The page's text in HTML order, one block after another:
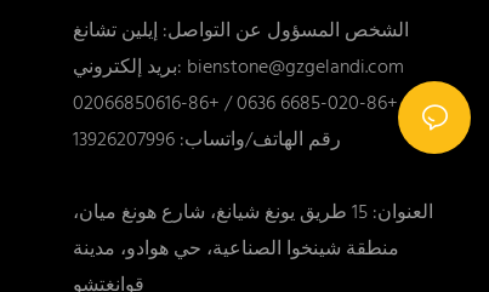
الشخص المسؤول عن التواصل: إيلين تشانغ
بريد إلكتروني: bienstone@gzgelandi.com
الهاتف: +86-020-6685 0636 / +86-02066850616
رقم الهاتف/واتساب: 13926207996
العنوان: 15 طريق يونغ شيانغ، شارع هونغ ميان،
منطقة شينخوا الصناعية، حي هوادو، مدينة